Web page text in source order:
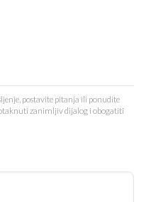
postavite pitanja ili ponudite
zanimljiv dijalog i obogatiti